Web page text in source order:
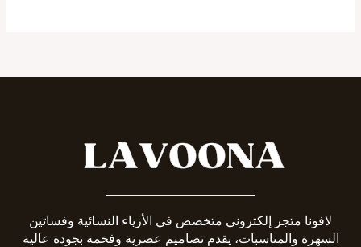
لافونا متجر إلكتروني متخصص في الأزياء النسائية وفساتين
السهرة والمناسبات، يقدم تصاميم عصرية وفخمة بجودة عالية